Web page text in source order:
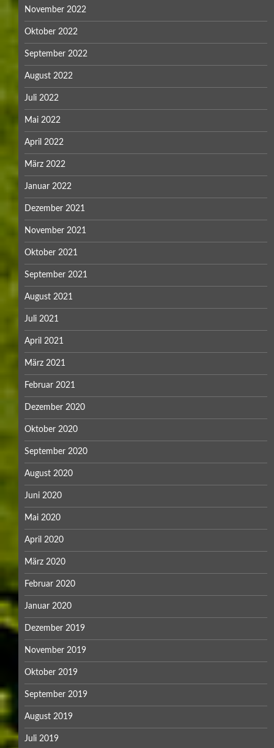
November 2022
Oktober 2022
September 2022
August 2022
Juli 2022
Mai 2022
April 2022
März 2022
Januar 2022
Dezember 2021
November 2021
Oktober 2021
September 2021
August 2021
Juli 2021
April 2021
März 2021
Februar 2021
Dezember 2020
Oktober 2020
September 2020
August 2020
Juni 2020
Mai 2020
April 2020
März 2020
Februar 2020
Januar 2020
Dezember 2019
November 2019
Oktober 2019
September 2019
August 2019
Juli 2019